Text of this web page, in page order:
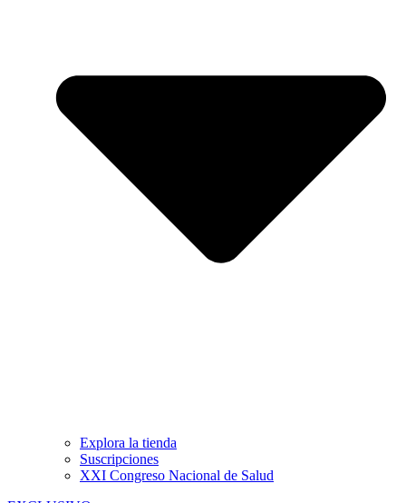
Explora la tienda
Suscripciones
XXI Congreso Nacional de Salud